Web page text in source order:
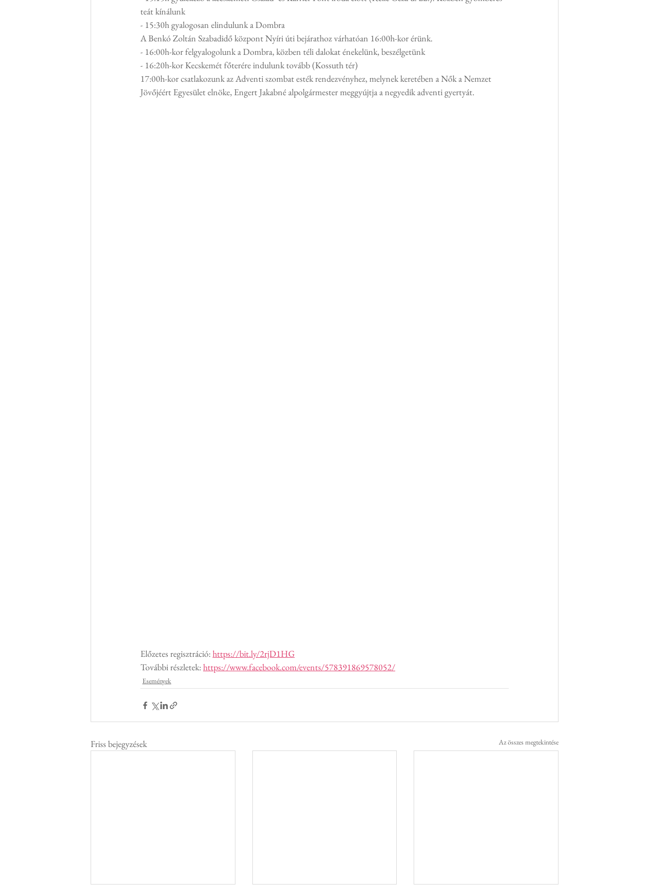
teát kínálunk
- 15:30h gyalogosan elindulunk a Dombra
A Benkó Zoltán Szabadidő központ Nyíri úti bejárathoz várhatóan 16:00h-kor érünk.
- 16:00h-kor felgyalogolunk a Dombra, közben téli dalokat énekelünk, beszélgetünk
- 16:20h-kor Kecskemét főterére indulunk tovább (Kossuth tér)
17:00h-kor csatlakozunk az Adventi szombat esték rendezvényhez, melynek keretében a Nők a Nemzet
Jövőjéért Egyesület elnöke, Engert Jakabné alpolgármester meggyújtja a negyedik adventi gyertyát.
Előzetes regisztráció: https://bit.ly/2rjD1HG
További részletek: https://www.facebook.com/events/578391869578052/
Események
Friss bejegyzések Az összes megtekintése